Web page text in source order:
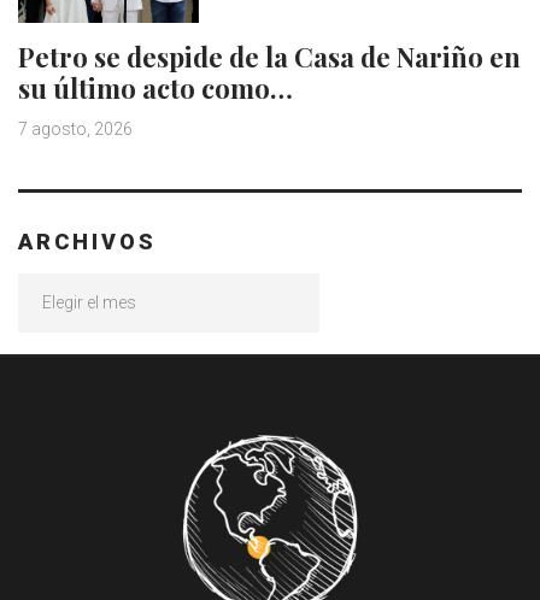
Petro se despide de la Casa de Nariño en
su último acto como…
7 agosto, 2026
ARCHIVOS